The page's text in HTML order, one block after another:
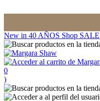
New in 40 AÑOS Shop SALE
0
)